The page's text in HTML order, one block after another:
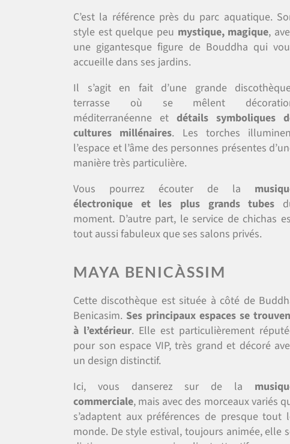
C’est la référence près du parc aquatique.
style est quelque peu mystique, magique,
une gigantesque figure de Bouddha qui
accueille dans ses jardins.
Il s’agit en fait d’une grande
terrasse où se mêlent
méditerranéenne et détails symboliques
cultures millénaires. Les torches
l’espace et l’âme des personnes présentes
manière très particulière.
Vous pourrez écouter de la
électronique et les plus grands tubes
moment. D’autre part, le service de chichas
tout aussi fabuleux que ses salons privés.
MAYA BENICÀSSIM
Cette discothèque est située à côté de
Benicasim. Ses principaux espaces se
à l’extérieur. Elle est particulièrement
pour son espace VIP, très grand et décoré
un design distinctif.
Ici, vous danserez sur de la
commerciale, mais avec des morceaux variés
s’adaptent aux préférences de presque tout
monde. De style estival, toujours animée, elle